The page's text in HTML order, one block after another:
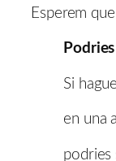
Esperem
Podries
Si
en una
podries